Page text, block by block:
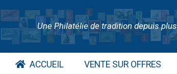
Une Philatélie de tradition depuis
ACCUEIL VENTE SUR OFFRES